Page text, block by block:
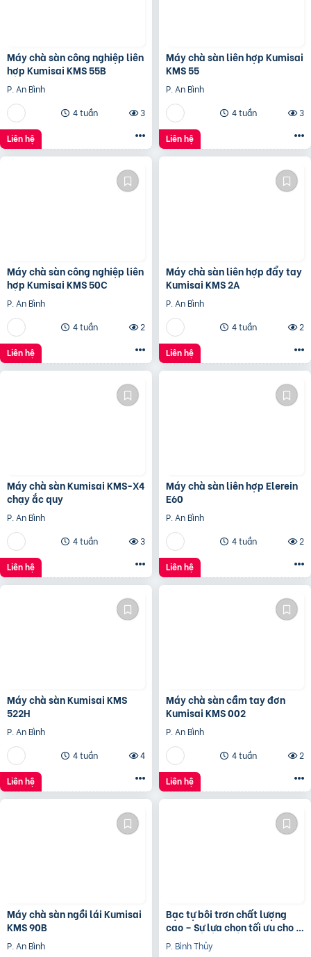
Máy chà sàn công nghiệp liên
hợp Kumisai KMS 55B
P. An Bình
4 tuần
3
Liên hệ
Máy chà sàn liên hợp Kumisai
KMS 55
P. An Bình
4 tuần
3
Liên hệ
Máy chà sàn công nghiệp liên
hợp Kumisai KMS 50C
P. An Bình
4 tuần
2
Liên hệ
Máy chà sàn liên hợp đẩy tay
Kumisai KMS 2A
P. An Bình
4 tuần
2
Liên hệ
Máy chà sàn Kumisai KMS-X4
chạy ắc quy
P. An Bình
4 tuần
3
Liên hệ
Máy chà sàn liên hợp Elerein
E60
P. An Bình
4 tuần
2
Liên hệ
Máy chà sàn Kumisai KMS
522H
P. An Bình
4 tuần
4
Liên hệ
Máy chà sàn cầm tay đơn
Kumisai KMS 002
P. An Bình
4 tuần
2
Liên hệ
Máy chà sàn ngồi lái Kumisai
KMS 90B
P. An Bình
Bạc tự bôi trơn chất lượng
cao – Sự lựa chọn tối ưu cho ổ
trục động cơ
P. Bình Thủy